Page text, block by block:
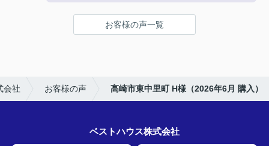
お客様の声一覧
会社 お客様の声 高崎市東中里町 H様（2026年6月 購入）
ベストハウス株式会社